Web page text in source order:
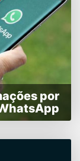
por